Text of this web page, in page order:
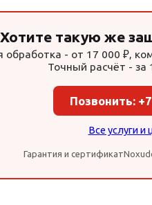
Хотите такую же
обработка - от 17 000 ₽,
Точный расчёт - за
Позвонить:
Все услуги и
Гарантия и сертификат